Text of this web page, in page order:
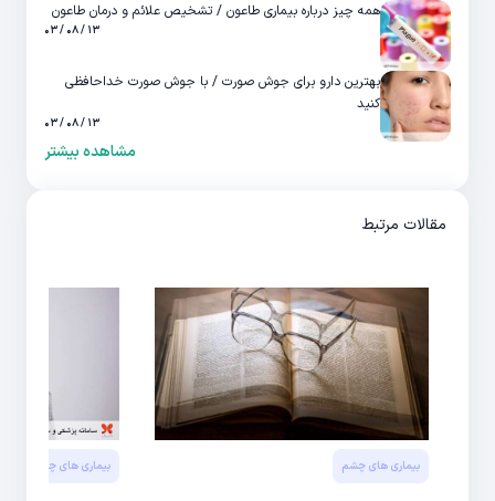
همه چیز درباره بیماری طاعون / تشخیص علائم و درمان طاعون
۱۳ / ۰۸ / ۰۳
بهترین دارو برای جوش صورت / با جوش صورت خداحافظی
کنید
۱۳ / ۰۸ / ۰۳
مشاهده بیشتر
مقالات مرتبط
بیماری های چشم بیماری های چشم